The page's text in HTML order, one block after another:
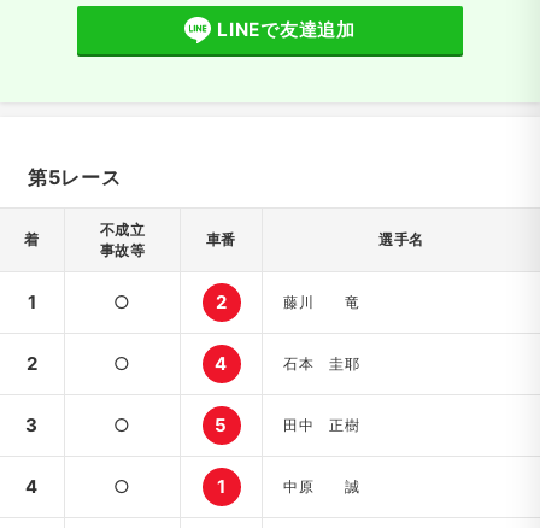
LINEで友達追加
第5レース
着
不成立
事故等
車番 選手名
1 ○ 2 藤川 竜
2 ○ 4 石本 圭耶
3 ○ 5 田中 正樹
4 ○ 1 中原 誠